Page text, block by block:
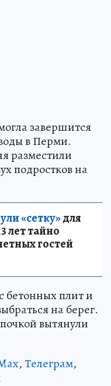
завершится
в Перми.
разместили
подростков на
«сетку»для
лет тайно
гостей
бетонных плит и
на берег.
вытянули
,Телеграм,